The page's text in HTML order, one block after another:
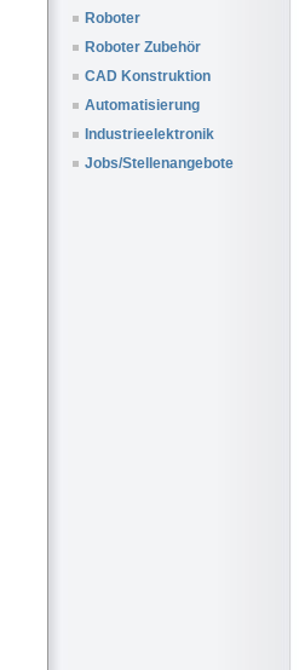
Roboter
Roboter Zubehör
CAD Konstruktion
Automatisierung
Industrieelektronik
Jobs/Stellenangebote